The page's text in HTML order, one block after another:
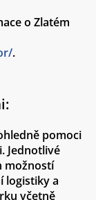
o Zlatém
.
pomoci
Jednotlivé
možností
logistiky a
včetně